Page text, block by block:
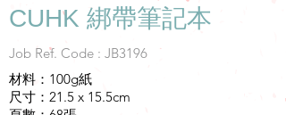
CUHK 綁帶筆記本
Job Ref. Code : JB3196
材料：100g紙
尺寸：21.5 x 15.5cm